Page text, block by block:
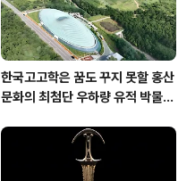
한국고고학은 꿈도 꾸지 못할 홍산
문화의 최첨단 우하량 유적 박물관